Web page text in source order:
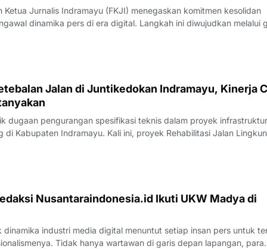
Ketua Jurnalis Indramayu (FKJI) menegaskan komitmen kesolidan
dinamika pers di era digital. Langkah ini diwujudkan melalui
Jalan di Juntikedokan Indramayu, Kinerja
dugaan pengurangan spesifikasi teknis dalam proyek
di Kabupaten Indramayu. Kali ini, proyek Rehabilitasi Jalan
Nusantaraindonesia.id Ikuti UKW Madya di
dinamika industri media digital menuntut setiap insan pers untuk
Tidak hanya wartawan di garis depan lapangan, para